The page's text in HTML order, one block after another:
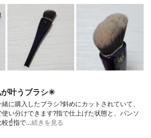
叶うブラシ✴️
に購入したブラシ?️斜めにカットされていて、
い分けできます?指で仕上げた状態と、パンソ
較☝️指で…続きを見る